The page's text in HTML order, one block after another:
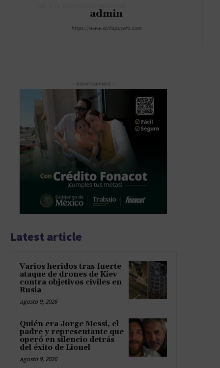
admin
https://www.elchapucero.com
- Advertisement -
Latest article
Varios heridos tras fuerte
ataque de drones de Kiev
contra objetivos civiles en
Rusia
agosto 9, 2026
Quién era Jorge Messi, el
padre y representante que
operó en silencio detrás
del éxito de Lionel
agosto 9, 2026